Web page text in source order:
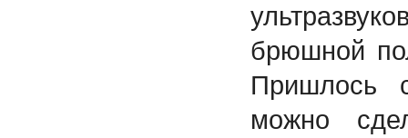
брюшной
Пришлось
можно